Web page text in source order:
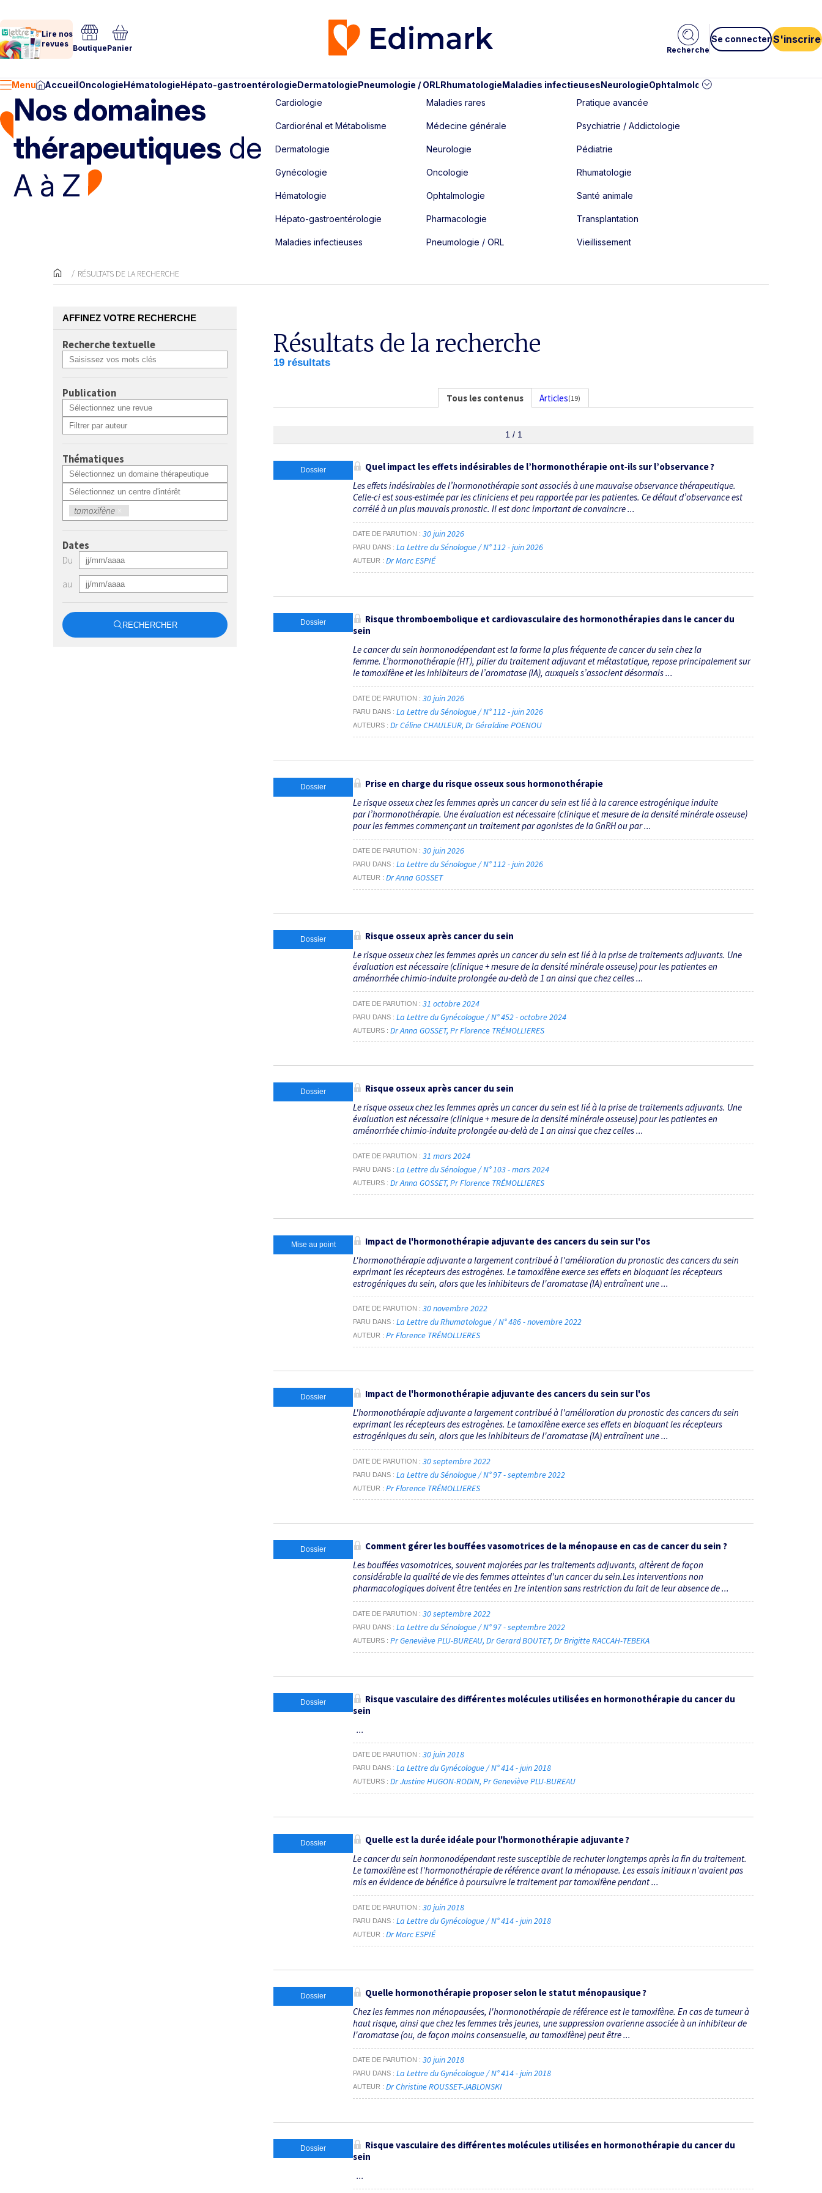
Lire nos
revues BoutiquePanier Recherche
Se connecter S'inscrire
Menu AccueilOncologieHématologieHépato-gastroentérologieDermatologiePneumologie / ORLRhumatologieMaladies infectieusesNeurologieOphtalmologie
Nos domaines
thérapeutiques de
A à Z
Cardiologie
Cardiorénal et Métabolisme
Dermatologie
Gynécologie
Hématologie
Hépato-gastroentérologie
Maladies infectieuses
Maladies rares
Médecine générale
Neurologie
Oncologie
Ophtalmologie
Pharmacologie
Pneumologie / ORL
Pratique avancée
Psychiatrie / Addictologie
Pédiatrie
Rhumatologie
Santé animale
Transplantation
Vieillissement
RÉSULTATS DE LA RECHERCHE
AFFINEZ VOTRE RECHERCHE
Recherche textuelle
Publication
Thématiques
tamoxifène ×
Dates
Du
au
RECHERCHER
Résultats de la recherche
19 résultats
Tous les contenus Articles(19)
1 / 1
Dossier
Quel impact les effets indésirables de l’hormono­thérapie ont‑ils sur l’observance ?
Les effets indésirables de l’hormonothérapie sont associés à une mauvaise observance thérapeutique.
Celle-ci est sous-estimée par les cliniciens et peu rapportée par les patientes. Ce défaut d’observance est
corrélé à un plus mauvais pronostic. Il est donc important de convaincre ...
DATE DE PARUTION 30 juin 2026
PARU DANS La Lettre du Sénologue / N° 112 - juin 2026
AUTEUR Dr Marc ESPIÉ
Dossier
Risque thromboembolique et cardiovasculaire des hormonothérapies dans le cancer du
sein
Le cancer du sein hormonodépendant est la forme la plus fréquente de cancer du sein chez la
femme. L’hormono­thérapie (HT), pilier du traitement adjuvant et métastatique, repose principalement sur
le tamoxifène et les inhibiteurs de l’aromatase (IA), auxquels s’associent désormais ...
DATE DE PARUTION 30 juin 2026
PARU DANS La Lettre du Sénologue / N° 112 - juin 2026
AUTEURS Dr Céline CHAULEUR Dr Géraldine POENOU
Dossier
Prise en charge du risque osseux sous hormonothérapie
Le risque osseux chez les femmes après un cancer du sein est lié à la carence estrogénique induite
par l’hormonothérapie. Une évaluation est nécessaire (clinique et mesure de la densité minérale osseuse)
pour les femmes commençant un traitement par agonistes de la GnRH ou par ...
DATE DE PARUTION 30 juin 2026
PARU DANS La Lettre du Sénologue / N° 112 - juin 2026
AUTEUR Dr Anna GOSSET
Dossier
Risque osseux après cancer du sein
Le risque osseux chez les femmes après un cancer du sein est lié à la prise de traitements adjuvants. Une
évaluation est nécessaire (clinique + mesure de la densité minérale osseuse) pour les patientes en
aménorrhée chimio-induite prolongée au-delà de 1 an ainsi que chez celles ...
DATE DE PARUTION 31 octobre 2024
PARU DANS La Lettre du Gynécologue / N° 452 - octobre 2024
AUTEURS Dr Anna GOSSET Pr Florence TRÉMOLLIERES
Dossier
Risque osseux après cancer du sein
Le risque osseux chez les femmes après un cancer du sein est lié à la prise de traitements adjuvants. Une
évaluation est nécessaire (clinique + mesure de la densité minérale osseuse) pour les patientes en
aménorrhée chimio-induite prolongée au-delà de 1 an ainsi que chez celles ...
DATE DE PARUTION 31 mars 2024
PARU DANS La Lettre du Sénologue / N° 103 - mars 2024
AUTEURS Dr Anna GOSSET Pr Florence TRÉMOLLIERES
Mise au point
Impact de l'hormonothérapie adjuvante des cancers du sein sur l'os
L'hormonothérapie adjuvante a largement contribué à l'amélioration du pronostic des cancers du sein
exprimant les récepteurs des estrogènes. Le tamoxifène exerce ses effets en bloquant les récepteurs
estrogéniques du sein, alors que les inhibiteurs de l'aromatase (IA) entraînent une ...
DATE DE PARUTION 30 novembre 2022
PARU DANS La Lettre du Rhumatologue / N° 486 - novembre 2022
AUTEUR Pr Florence TRÉMOLLIERES
Dossier
Impact de l'hormonothérapie adjuvante des cancers du sein sur l'os
L'hormonothérapie adjuvante a largement contribué à l'amélioration du pronostic des cancers du sein
exprimant les récepteurs des estrogènes. Le tamoxifène exerce ses effets en bloquant les récepteurs
estrogéniques du sein, alors que les inhibiteurs de l'aromatase (IA) entraînent une ...
DATE DE PARUTION 30 septembre 2022
PARU DANS La Lettre du Sénologue / N° 97 - septembre 2022
AUTEUR Pr Florence TRÉMOLLIERES
Dossier
Comment gérer les bouffées vasomotrices de la ménopause en cas de cancer du sein ?
Les bouffées vasomotrices, souvent majorées par les traitements adjuvants, altèrent de façon
considérable la qualité de vie des femmes atteintes d'un cancer du sein.Les interventions non
pharmacologiques doivent être tentées en 1re intention sans restriction du fait de leur absence de ...
DATE DE PARUTION 30 septembre 2022
PARU DANS La Lettre du Sénologue / N° 97 - septembre 2022
AUTEURS Pr Geneviève PLU-BUREAU Dr Gerard BOUTET Dr Brigitte RACCAH-TEBEKA
Dossier
Risque vasculaire des différentes molécules utilisées en hormonothérapie du cancer du
sein
...
DATE DE PARUTION 30 juin 2018
PARU DANS La Lettre du Gynécologue / N° 414 - juin 2018
AUTEURS Dr Justine HUGON-RODIN Pr Geneviève PLU-BUREAU
Dossier
Quelle est la durée idéale pour l'hormonothérapie adjuvante ?
Le cancer du sein hormonodépendant reste susceptible de rechuter longtemps après la fin du traitement.
Le tamoxifène est l'hormonothérapie de référence avant la ménopause. Les essais initiaux n'avaient pas
mis en évidence de bénéfice à poursuivre le traitement par tamoxifène pendant ...
DATE DE PARUTION 30 juin 2018
PARU DANS La Lettre du Gynécologue / N° 414 - juin 2018
AUTEUR Dr Marc ESPIÉ
Dossier
Quelle hormonothérapie proposer selon le statut ménopausique ?
Chez les femmes non ménopausées, l'hormonothérapie de référence est le tamoxifène. En cas de tumeur à
haut risque, ainsi que chez les femmes très jeunes, une suppression ovarienne associée à un inhibiteur de
l'aromatase (ou, de façon moins consensuelle, au tamoxifène) peut être ...
DATE DE PARUTION 30 juin 2018
PARU DANS La Lettre du Gynécologue / N° 414 - juin 2018
AUTEUR Dr Christine ROUSSET-JABLONSKI
Dossier
Risque vasculaire des différentes molécules utilisées en hormonothérapie du cancer du
sein
...